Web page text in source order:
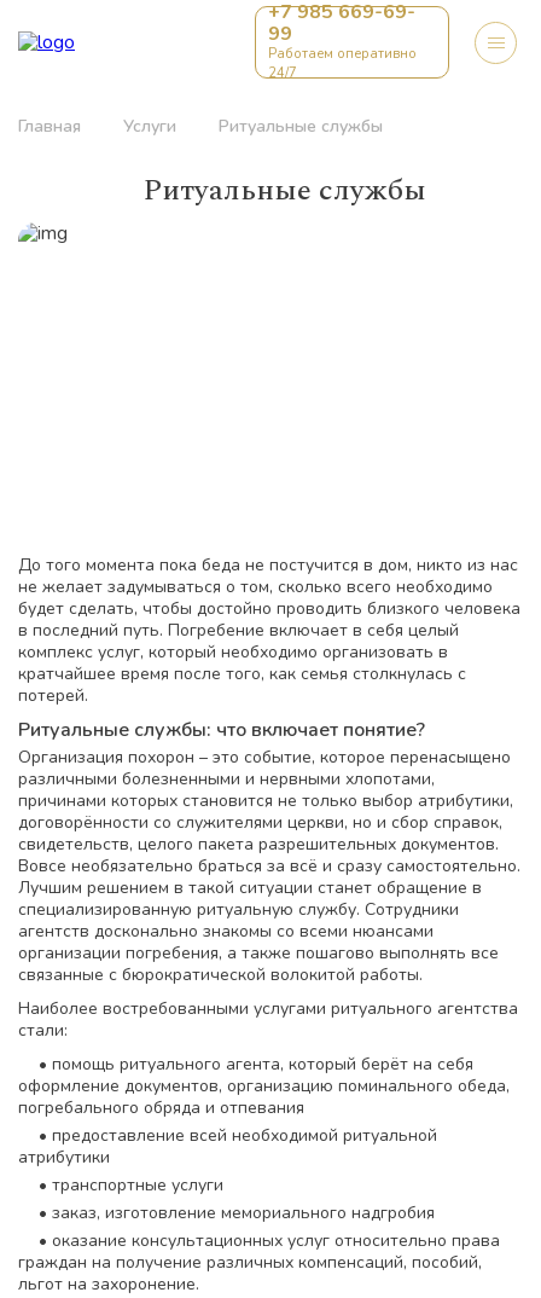
+7 985 669-69-
99
Работаем оперативно
24/7
Главная Услуги Ритуальные службы
Ритуальные службы
До того момента пока беда не постучится в дом, никто из нас
не желает задумываться о том, сколько всего необходимо
будет сделать, чтобы достойно проводить близкого человека
в последний путь. Погребение включает в себя целый
комплекс услуг, который необходимо организовать в
кратчайшее время после того, как семья столкнулась с
потерей.
Ритуальные службы: что включает понятие?
Организация похорон – это событие, которое перенасыщено
различными болезненными и нервными хлопотами,
причинами которых становится не только выбор атрибутики,
договорённости со служителями церкви, но и сбор справок,
свидетельств, целого пакета разрешительных документов.
Вовсе необязательно браться за всё и сразу самостоятельно.
Лучшим решением в такой ситуации станет обращение в
специализированную ритуальную службу. Сотрудники
агентств досконально знакомы со всеми нюансами
организации погребения, а также пошагово выполнять все
связанные с бюрократической волокитой работы.
Наиболее востребованными услугами ритуального агентства
стали:
• помощь ритуального агента, который берёт на себя
оформление документов, организацию поминального обеда,
погребального обряда и отпевания
• предоставление всей необходимой ритуальной
атрибутики
• транспортные услуги
• заказ, изготовление мемориального надгробия
• оказание консультационных услуг относительно права
граждан на получение различных компенсаций, пособий,
льгот на захоронение.